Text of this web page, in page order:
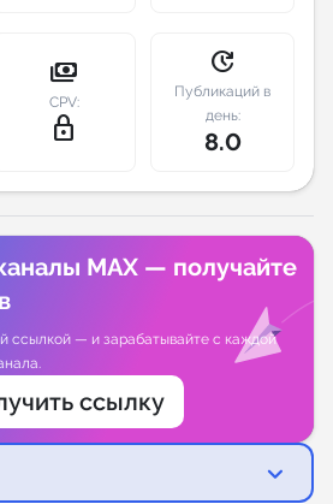
payments
CPV:
lock_outline
update
Публикаций в
день:
8.0
MAX — получайте
ссылкой — и зарабатывайте с каждой
ссылку